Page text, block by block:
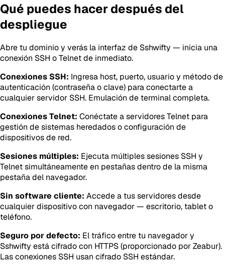
Qué puedes hacer después del
despliegue
Abre tu dominio y verás la interfaz de Sshwifty — inicia una
conexión SSH o Telnet de inmediato.
Conexiones SSH: Ingresa host, puerto, usuario y método de
autenticación (contraseña o clave) para conectarte a
cualquier servidor SSH. Emulación de terminal completa.
Conexiones Telnet: Conéctate a servidores Telnet para
gestión de sistemas heredados o configuración de
dispositivos de red.
Sesiones múltiples: Ejecuta múltiples sesiones SSH y
Telnet simultáneamente en pestañas dentro de la misma
pestaña del navegador.
Sin software cliente: Accede a tus servidores desde
cualquier dispositivo con navegador — escritorio, tablet o
teléfono.
Seguro por defecto: El tráfico entre tu navegador y
Sshwifty está cifrado con HTTPS (proporcionado por Zeabur).
Las conexiones SSH usan cifrado SSH estándar.